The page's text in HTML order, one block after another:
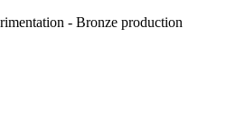
- Bronze production